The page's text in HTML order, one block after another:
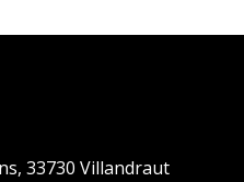
33730 Villandraut